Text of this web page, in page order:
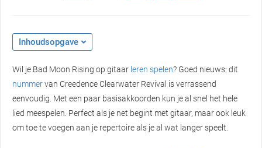
Inhoudsopgave
Wil je Bad Moon Rising op gitaar leren spelen? Goed nieuws: dit
nummervan Creedence Clearwater Revival is verrassend
eenvoudig. Met een paar basisakkoorden kun je al snel het hele
lied meespelen. Perfect als je net begint met gitaar, maar ook leuk
om toe te voegen aan je repertoire als je al wat langer speelt.